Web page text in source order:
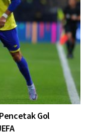
Gol